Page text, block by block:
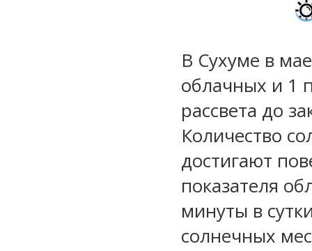
В Сухуме в
облачных и 1
рассвета до
Количество
достигают
показателя
минуты в
солнечных